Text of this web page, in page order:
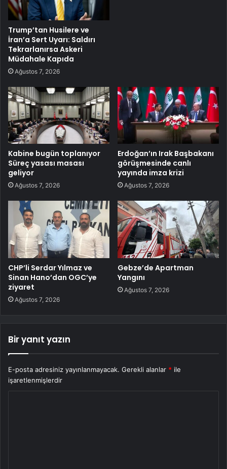
Trump’tan Husilere ve
İran’a Sert Uyarı: Saldırı
Tekrarlanırsa Askeri
Müdahale Kapıda
Ağustos 7, 2026
Kabine bugün toplanıyor
Süreç yasası masası
geliyor
Ağustos 7, 2026
Erdoğan’ın Irak Başbakanı
görüşmesinde canlı
yayında imza krizi
Ağustos 7, 2026
CHP’li Serdar Yılmaz ve
Sinan Hano’dan OGC’ye
ziyaret
Ağustos 7, 2026
Gebze’de Apartman
Yangını
Ağustos 7, 2026
Bir yanıt yazın
E-posta adresiniz yayınlanmayacak. Gerekli alanlar * ile
işaretlenmişlerdir